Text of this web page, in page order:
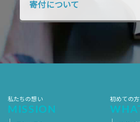
寄付について
私たちの想い
MISSION
初めての